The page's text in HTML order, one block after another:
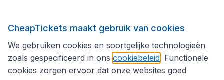
Volg CheapTickets.be
CheapTickets maakt gebruik van cookies
We gebruiken cookies en soortgelijke technologieën
zoals gespecificeerd in ons cookiebeleid . Functionele
cookies zorgen ervoor dat onze websites goed